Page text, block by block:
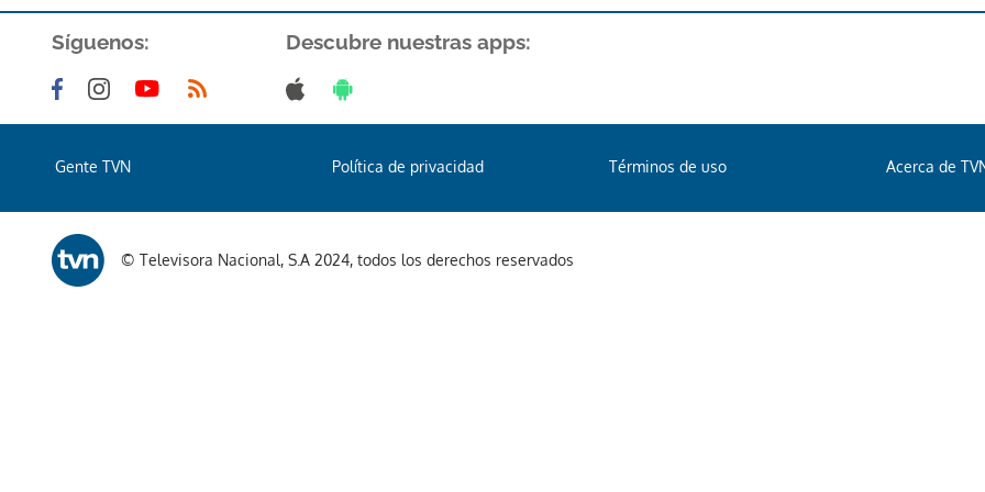
Síguenos: Descubre nuestras apps:
Gente TVN Política de privacidad Términos de uso Acerca de
© Televisora Nacional, S.A 2024, todos los derechos reservados